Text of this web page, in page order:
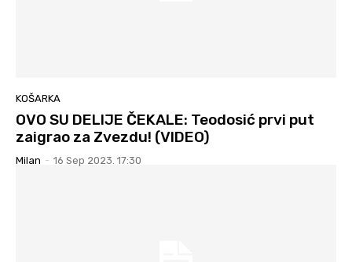
KOŠARKA
OVO SU DELIJE ČEKALE: Teodosić prvi put
zaigrao za Zvezdu! (VIDEO)
Milan - 16 Sep 2023. 17:30